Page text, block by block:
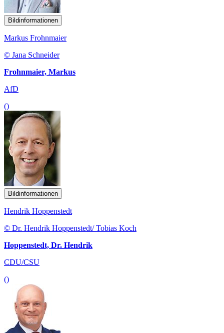
Bildinformationen
Markus Frohnmaier
© Jana Schneider
Frohnmaier, Markus
AfD
()
Bildinformationen
Hendrik Hoppenstedt
© Dr. Hendrik Hoppenstedt/ Tobias Koch
Hoppenstedt, Dr. Hendrik
CDU/CSU
()